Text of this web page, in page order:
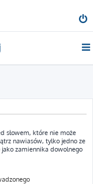
słowem, które nie może
nawiasów, tylko jedno ze
jako zamiennika dowolnego